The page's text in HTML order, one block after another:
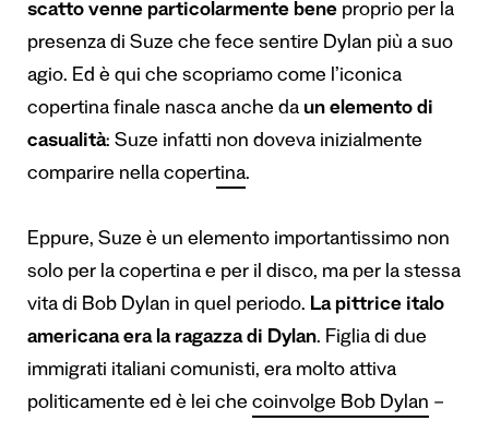
scatto venne particolarmente bene proprio per la
presenza di Suze che fece sentire Dylan più a suo
agio. Ed è qui che scopriamo come l’iconica
copertina finale nasca anche da un elemento di
casualità: Suze infatti non doveva inizialmente
comparire nella copertina.
Eppure, Suze è un elemento importantissimo non
solo per la copertina e per il disco, ma per la stessa
vita di Bob Dylan in quel periodo. La pittrice italo
americana era la ragazza di Dylan. Figlia di due
immigrati italiani comunisti, era molto attiva
politicamente ed è lei che coinvolge Bob Dylan –